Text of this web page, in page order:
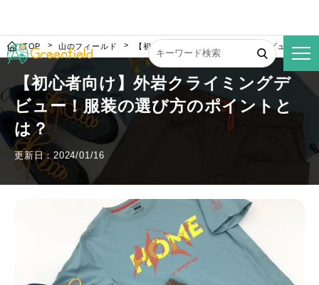
TOP 山のフィールド 【初心者向け】外岩クライミングデビュー！服
【初心者向け】外岩クライミングデ
ビュー！服装の選び方のポイントと
は？
更新日：2024/01/16